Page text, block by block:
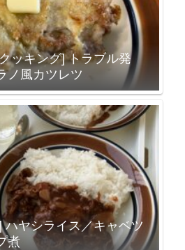
ッキング] トラブル発
ノ風カツレツ
ハヤシライス／キャベツ
煮